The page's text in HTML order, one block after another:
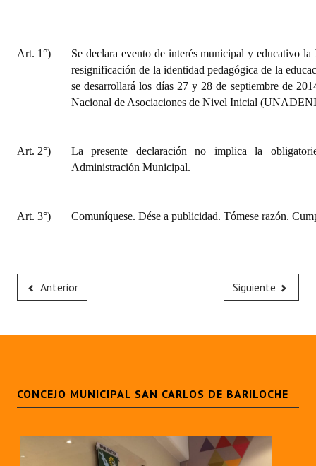
Art. 1°)
Se declara evento de interés municipal y educativo
resignificación de la identidad pedagógica de la
se desarrollará los días 27 y 28 de septiembre de
Nacional de Asociaciones de Nivel Inicial
Art. 2°)
La presente declaración no implica la
Administración Municipal.
Art. 3°) Comuníquese. Dése a publicidad. Tómese razón.
Anterior Siguiente
CONCEJO MUNICIPAL SAN CARLOS DE BARILOCHE